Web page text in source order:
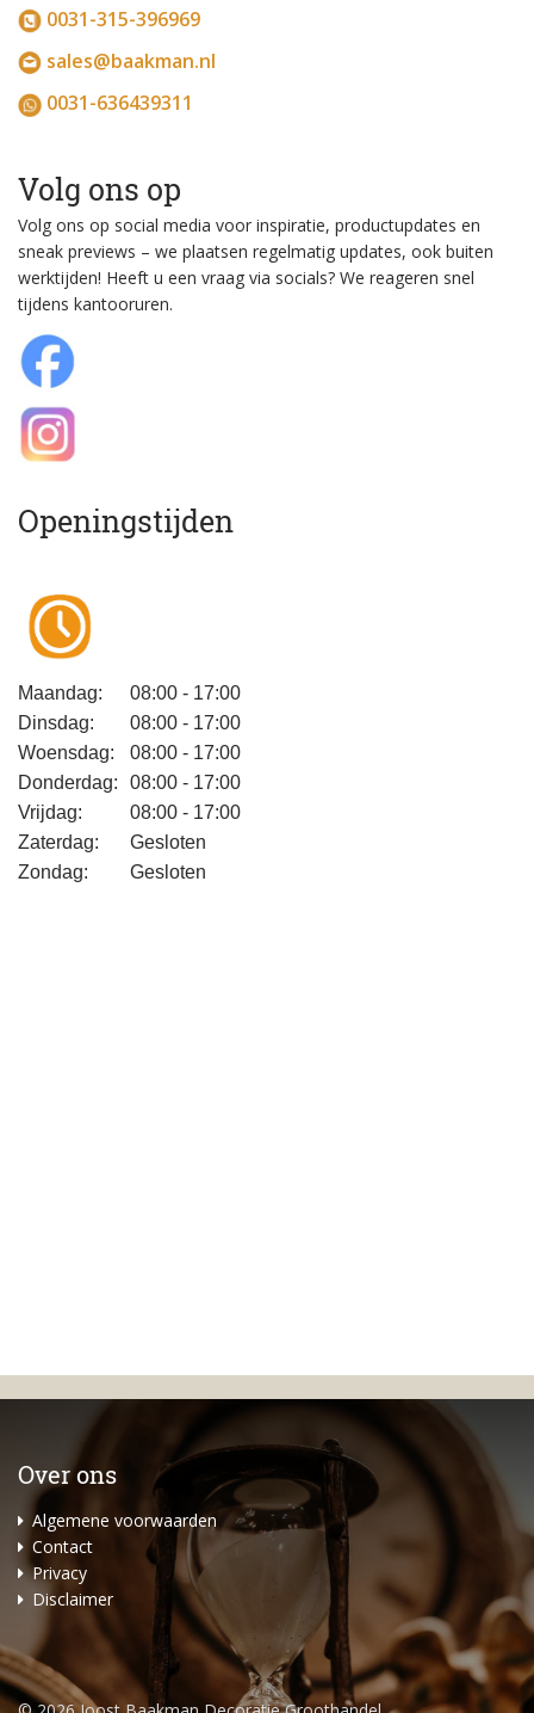
0031-315-396969
sales@baakman.nl
0031-636439311
Volg ons op
Volg ons op social media voor inspiratie, productupdates en
sneak previews – we plaatsen regelmatig updates, ook buiten
werktijden! Heeft u een vraag via socials? We reageren snel
tijdens kantooruren.
Openingstijden
Maandag:
08:00 - 17:00
Dinsdag:
08:00 - 17:00
Woensdag:
08:00 - 17:00
Donderdag:
08:00 - 17:00
Vrijdag:
08:00 - 17:00
Zaterdag:
Gesloten
Zondag:
Gesloten
Over ons
Algemene voorwaarden
Contact
Privacy
Disclaimer